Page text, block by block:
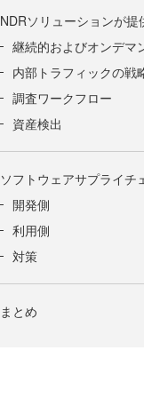
NDRソリューションが
継続的およびオンデマ
内部トラフィックの戦
調査ワークフロー
資産検出
ソフトウェアサプライチ
開発側
利用側
対策
まとめ